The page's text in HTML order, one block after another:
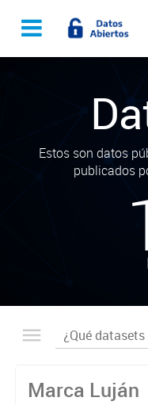
Estos son datos
publicados
Marca Luján